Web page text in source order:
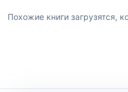
Похожие книги загрузятся,